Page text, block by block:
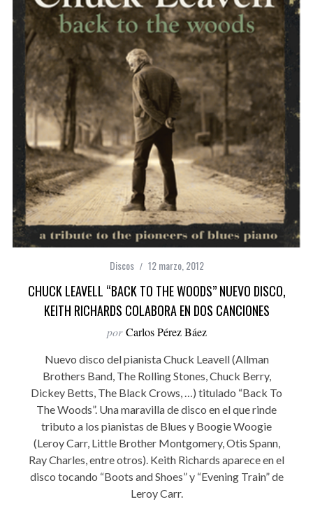
Discos 12 marzo, 2012
CHUCK LEAVELL “BACK TO THE WOODS” NUEVO DISCO,
KEITH RICHARDS COLABORA EN DOS CANCIONES
por Carlos Pérez Báez
Nuevo disco del pianista Chuck Leavell (Allman
Brothers Band, The Rolling Stones, Chuck Berry,
Dickey Betts, The Black Crows, …) titulado “Back To
The Woods”. Una maravilla de disco en el que rinde
tributo a los pianistas de Blues y Boogie Woogie
(Leroy Carr, Little Brother Montgomery, Otis Spann,
Ray Charles, entre otros). Keith Richards aparece en el
disco tocando “Boots and Shoes” y “Evening Train” de
Leroy Carr.